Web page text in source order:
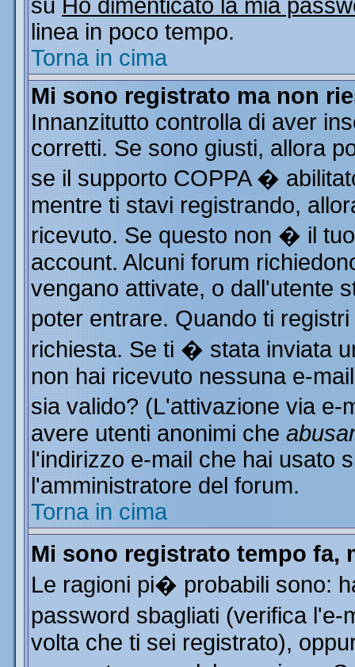
su Ho dimenticato la mia
linea in poco tempo.
Torna in cima
Mi sono registrato ma non
Innanzitutto controlla di aver
corretti. Se sono giusti, allora
se il supporto COPPA �
mentre ti stavi registrando,
ricevuto. Se questo non � il
account. Alcuni forum
vengano attivate, o dall'utente
poter entrare. Quando ti
richiesta. Se ti � stata inviata
non hai ricevuto nessuna e-
sia valido? (L'attivazione via
avere utenti anonimi che
l'indirizzo e-mail che hai usato
l'amministratore del forum.
Torna in cima
Mi sono registrato tempo
Le ragioni pi� probabili sono:
password sbagliati (verifica
volta che ti sei registrato),